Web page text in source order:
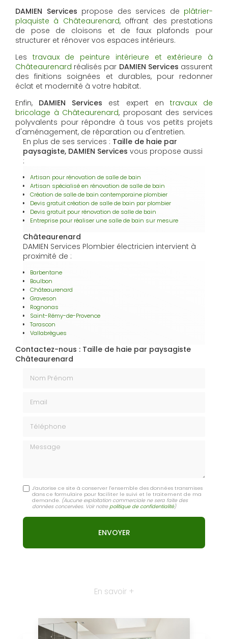
DAMIEN Services propose des services de plâtrier-
plaquiste à Châteaurenard, offrant des prestations
de pose de cloisons et de faux plafonds pour
structurer et rénover vos espaces intérieurs.
Les travaux de peinture intérieure et extérieure à
Châteaurenard réalisés par DAMIEN Services assurent
des finitions soignées et durables, pour redonner
éclat et modernité à votre habitat.
Enfin, DAMIEN Services est expert en travaux de
bricolage à Châteaurenard, proposant des services
polyvalents pour répondre à tous vos petits projets
d'aménagement, de réparation ou d'entretien.
En plus de ses services : Taille de haie par
paysagiste, DAMIEN Services vous propose aussi
:
Artisan pour rénovation de salle de bain
Artisan spécialisé en rénovation de salle de bain
Création de salle de bain contemporaine plombier
Devis gratuit création de salle de bain par plombier
Devis gratuit pour rénovation de salle de bain
Entreprise pour réaliser une salle de bain sur mesure
Châteaurenard
DAMIEN Services Plombier électricien intervient à
proximité de :
Barbentane
Boulbon
Châteaurenard
Graveson
Rognonas
Saint-Rémy-de-Provence
Tarascon
Vallabrègues
Contactez-nous : Taille de haie par paysagiste
Châteaurenard
Message
J'autorise ce site à conserver l'ensemble des données transmises
dans ce formulaire pour faciliter le suivi et le traitement de ma
demande. (Aucune exploitation commerciale ne sera faite des
données concervées. Voir notrepolitique de confidentialité)
En savoir +